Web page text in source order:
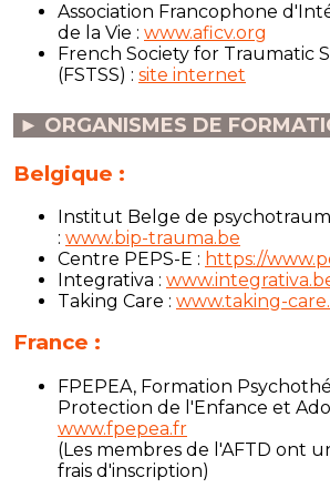
Association Francophone
de la Vie : www.aficv.org
French Society for Traumatic
(FSTSS) : site internet
► ORGANISMES DE
Belgique :
Institut Belge de
: www.bip-trauma.be
Centre PEPS-E : https://
Integrativa :
Taking Care : www.taking-
France :
FPEPEA, Formation
Protection de l'Enfance et
www.fpepea.fr
(Les membres de l'AFTD ont
frais d'inscription)